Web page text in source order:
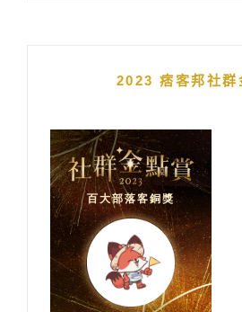
2023 痞客邦社群